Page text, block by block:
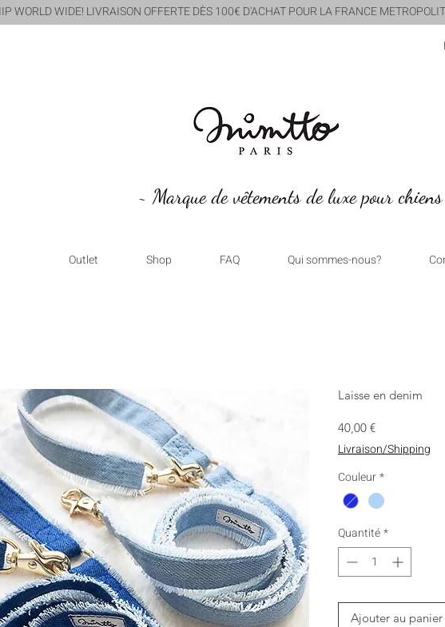
WORLD WIDE! LIVRAISON OFFERTE DÈS 100€ D'ACHAT POUR LA FRANCE
~ Marque de vêtements de luxe pour
Outlet Shop FAQ Qui sommes-nous?
Laisse en denim
40,00 €Prix
Livraison/Shipping
Couleur*
Quantité*
Ajouter au panier